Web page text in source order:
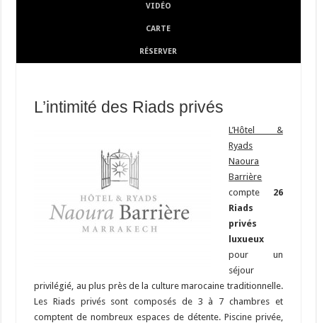
VIDÉO
CARTE
RÉSERVER
L’intimité des Riads privés
L’Hôtel &
Ryads
Naoura
Barrière
compte 26
Riads
privés
luxueux
pour un
séjour
privilégié, au plus près de la culture marocaine traditionnelle.
Les Riads privés sont composés de 3 à 7 chambres et
comptent de nombreux espaces de détente. Piscine privée,